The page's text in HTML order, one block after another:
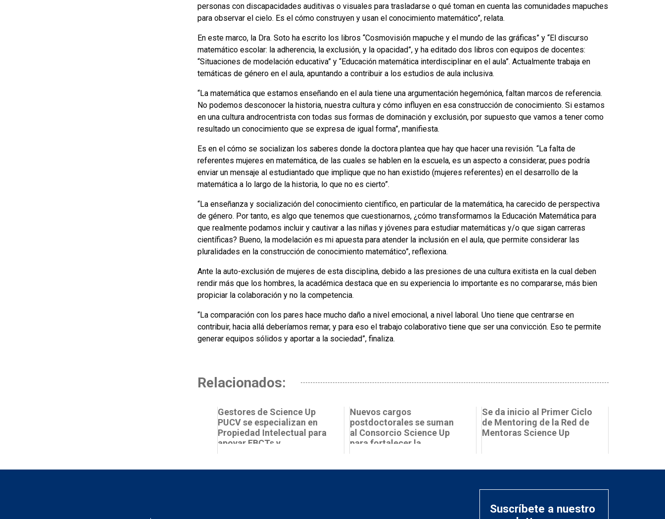
personas con discapacidades auditivas o visuales para trasladarse o qué toman en cuenta las comunidades mapuches
para observar el cielo. Es el cómo construyen y usan el conocimiento matemático”, relata.
En este marco, la Dra. Soto ha escrito los libros “Cosmovisión mapuche y el mundo de las gráficas” y “El discurso
matemático escolar: la adherencia, la exclusión, y la opacidad”, y ha editado dos libros con equipos de docentes:
“Situaciones de modelación educativa” y “Educación matemática interdisciplinar en el aula”. Actualmente trabaja en
temáticas de género en el aula, apuntando a contribuir a los estudios de aula inclusiva.
“La matemática que estamos enseñando en el aula tiene una argumentación hegemónica, faltan marcos de referencia.
No podemos desconocer la historia, nuestra cultura y cómo influyen en esa construcción de conocimiento. Si estamos
en una cultura androcentrista con todas sus formas de dominación y exclusión, por supuesto que vamos a tener como
resultado un conocimiento que se expresa de igual forma”, manifiesta.
Es en el cómo se socializan los saberes donde la doctora plantea que hay que hacer una revisión. “La falta de
referentes mujeres en matemática, de las cuales se hablen en la escuela, es un aspecto a considerar, pues podría
enviar un mensaje al estudiantado que implique que no han existido (mujeres referentes) en el desarrollo de la
matemática a lo largo de la historia, lo que no es cierto”.
“La enseñanza y socialización del conocimiento científico, en particular de la matemática, ha carecido de perspectiva
de género. Por tanto, es algo que tenemos que cuestionarnos, ¿cómo transformamos la Educación Matemática para
que realmente podamos incluir y cautivar a las niñas y jóvenes para estudiar matemáticas y/o que sigan carreras
científicas? Bueno, la modelación es mi apuesta para atender la inclusión en el aula, que permite considerar las
pluralidades en la construcción de conocimiento matemático”, reflexiona.
Ante la auto-exclusión de mujeres de esta disciplina, debido a las presiones de una cultura exitista en la cual deben
rendir más que los hombres, la académica destaca que en su experiencia lo importante es no compararse, más bien
propiciar la colaboración y no la competencia.
“La comparación con los pares hace mucho daño a nivel emocional, a nivel laboral. Uno tiene que centrarse en
contribuir, hacia allá deberíamos remar, y para eso el trabajo colaborativo tiene que ser una convicción. Eso te permite
generar equipos sólidos y aportar a la sociedad”, finaliza.
Relacionados:
Gestores de Science Up
PUCV se especializan en
Propiedad Intelectual para
apoyar EBCTs y
Nuevos cargos
postdoctorales se suman
al Consorcio Science Up
para fortalecer la
Se da inicio al Primer Ciclo
de Mentoring de la Red de
Mentoras Science Up
Suscríbete a nuestro